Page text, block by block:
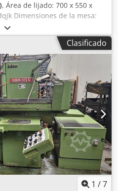
, Área de lijado: 700 x 550 x
Dimensiones de la mesa:
700 x 500 mm
diámetro x anchura x
de rotación del disco
accesorios MARCELS
Clasificado
1 /7